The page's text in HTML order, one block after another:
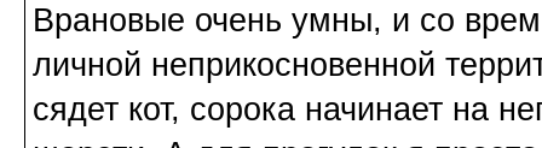
Врановые очень умны, и со
личной неприкосновенной
сядет кот, сорока начинает на